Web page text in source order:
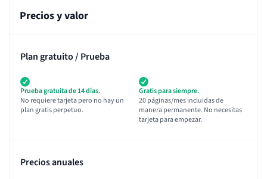
Precios y valor
Plan gratuito / Prueba
Prueba gratuita de 14 días.
No requiere tarjeta pero no hay un
plan gratis perpetuo.
Gratis para siempre.
20 páginas/mes incluidas de
manera permanente. No necesitas
tarjeta para empezar.
Precios anuales